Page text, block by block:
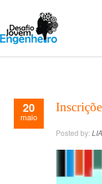
20
maio
Posted by: